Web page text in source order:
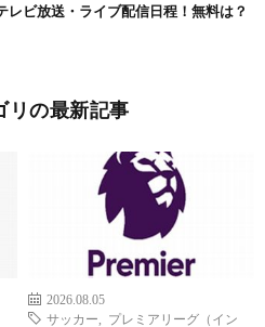
ビ放送・ライブ配信日程！無料は？
リの最新記事
2026.08.05
サッカー
プレミアリーグ（イン